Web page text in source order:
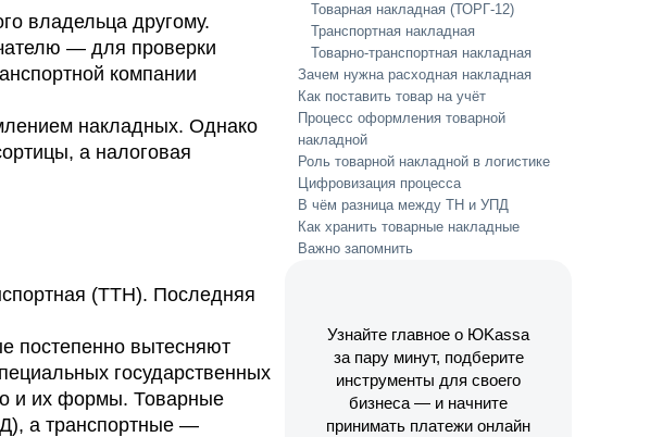
Товарная накладная (ТОРГ-12)
Транспортная накладная
Товарно-транспортная накладная
Зачем нужна расходная накладная
Как поставить товар на учёт
Процесс оформления товарной
накладной
Роль товарной накладной в логистике
Цифровизация процесса
В чём разница между ТН и УПД
Как хранить товарные накладные
Важно запомнить
Узнайте главное о ЮKassa
за пару минут, подберите
инструменты для своего
бизнеса — и начните
принимать платежи онлайн
владельца другому.
— для проверки
компании
накладных. Однако
а налоговая
(ТТН). Последняя
постепенно вытесняют
государственных
и их формы. Товарные
а транспортные —